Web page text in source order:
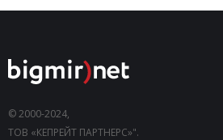
© 2000-2024,
ТОВ «КЕПРЕЙТ ПАРТНЕРС»".